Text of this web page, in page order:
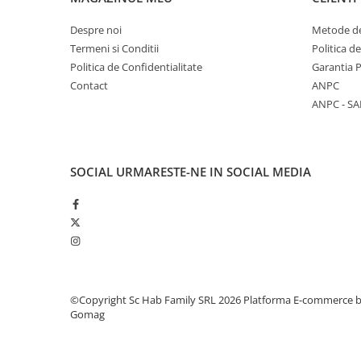
Consumabile
Hote cupolare
Hote telescopice
Masini de Spalat Rufe & Uscatoare
Accesorii masini de spalat &
Masini de spalat rufe verticale
Despre noi
Termeni si Conditii
Politica de Confidentialitate
Contact
Metode
Politica
Garantia
ANPC
ANPC -
SOCIAL URMARESTE-NE IN SOCIAL MEDIA
©Copyright Sc Hab Family SRL 2026 Platforma E-commerce
Gomag